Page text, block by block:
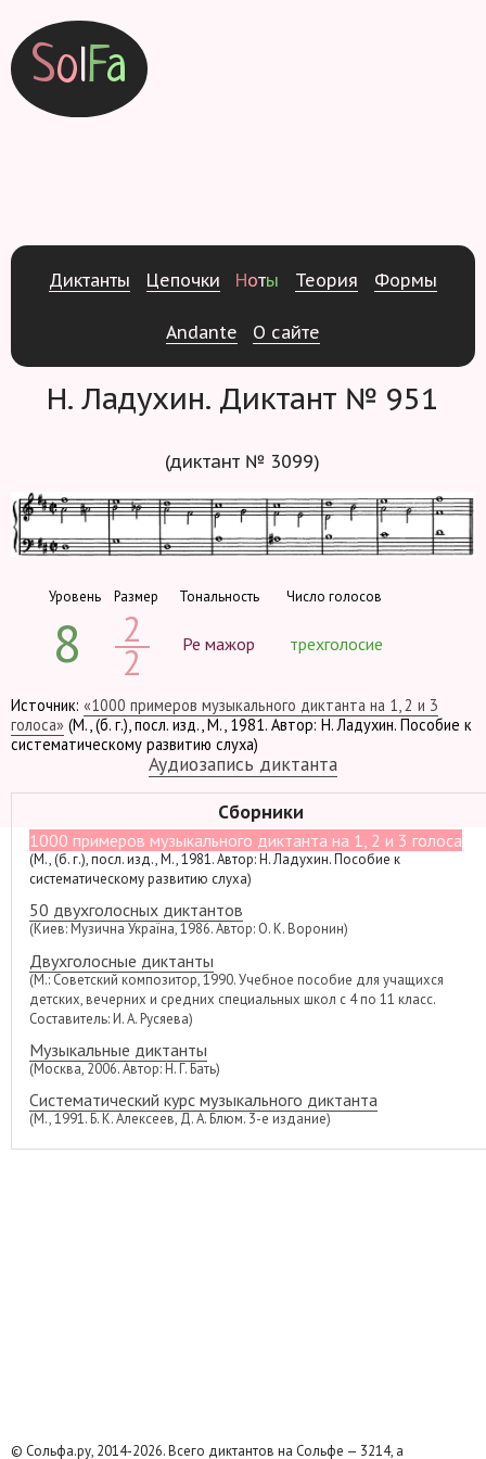
SolFa
Диктанты Цепочки Ноты Теория Формы
Andante О сайте
Н. Ладухин. Диктант № 951
(диктант № 3099)
Уровень
8
Размер
2
2
Тональность
Ре мажор
Число голосов
трехголосие
Источник: «1000 примеров музыкального диктанта на 1, 2 и 3
голоса» (М., (б. г.), посл. изд., М., 1981. Автор: Н. Ладухин. Пособие к
систематическому развитию слуха)
Аудиозапись диктанта
Сборники
1000 примеров музыкального диктанта на 1, 2 и 3 голоса
(М., (б. г.), посл. изд., М., 1981. Автор: Н. Ладухин. Пособие к
систематическому развитию слуха)
50 двухголосных диктантов
(Киев: Музична Україна, 1986. Автор: О. К. Воронин)
Двухголосные диктанты
(М.: Советский композитор, 1990. Учебное пособие для учащихся
детских, вечерних и средних специальных школ с 4 по 11 класс.
Составитель: И. А. Русяева)
Музыкальные диктанты
(Москва, 2006. Автор: Н. Г. Бать)
Систематический курс музыкального диктанта
(М., 1991. Б. К. Алексеев, Д. А. Блюм. 3-е издание)
© Сольфа.ру, 2014-2026. Всего диктантов на Сольфе — 3214, а